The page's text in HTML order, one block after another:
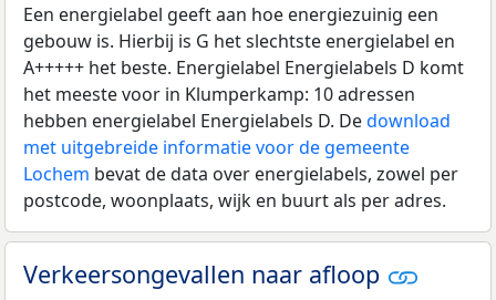
Een energielabel geeft aan hoe energiezuinig een
gebouw is. Hierbij is G het slechtste energielabel en
A+++++ het beste. Energielabel Energielabels D komt
het meeste voor in Klumperkamp: 10 adressen
hebben energielabel Energielabels D. Dedownload
met uitgebreide informatie voor de gemeente
Lochem bevat de data over energielabels, zowel per
postcode, woonplaats, wijk en buurt als per adres.
Verkeersongevallen naar afloop